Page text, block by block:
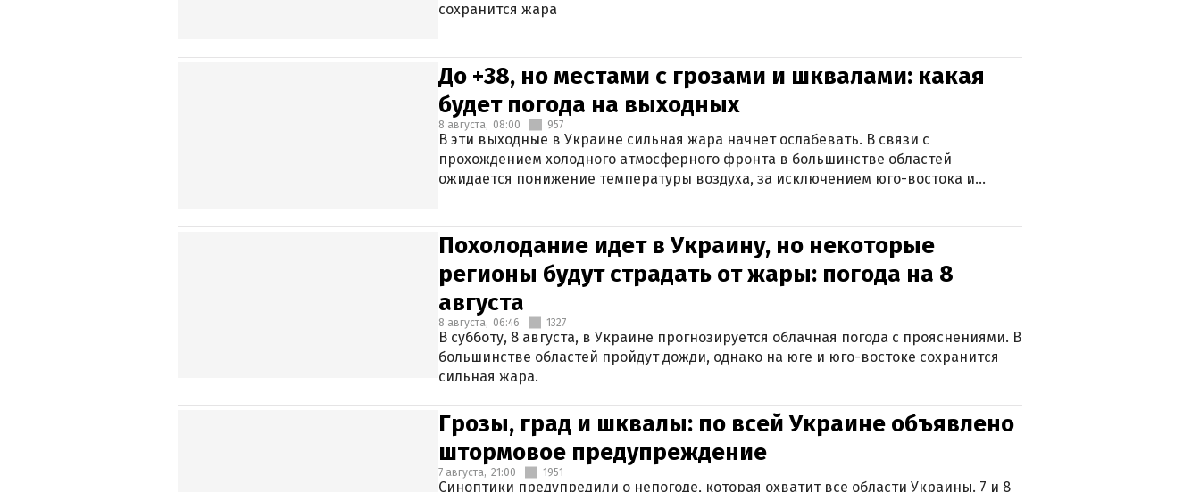
сохранится жара
До +38, но местами с грозами и шквалами: какая
будет погода на выходных
8 августа, 08:00 957
В эти выходные в Украине сильная жара начнет ослабевать. В связи с
прохождением холодного атмосферного фронта в большинстве областей
ожидается понижение температуры воздуха, за исключением юго-востока и
Похолодание идет в Украину, но некоторые
регионы будут страдать от жары: погода на 8
августа
8 августа, 06:46 1327
В субботу, 8 августа, в Украине прогнозируется облачная погода с прояснениями. В
большинстве областей пройдут дожди, однако на юге и юго-востоке сохранится
сильная жара.
Грозы, град и шквалы: по всей Украине объявлено
штормовое предупреждение
7 августа, 21:00 1951
Синоптики предупредили о непогоде, которая охватит все области Украины. 7 и 8